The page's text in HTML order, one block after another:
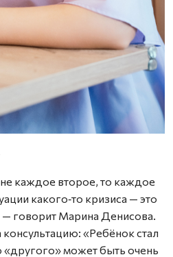
каждое второе, то каждое
какого‑то кризиса — это
— говорит Марина Денисова.
«Ребёнок стал
«другого» может быть очень